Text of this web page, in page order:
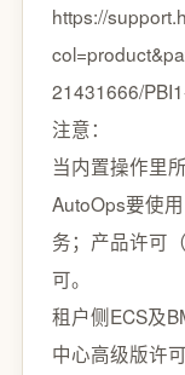
https://
21431666/
注意：
当内置操作里
AutoOps要使
务；产品许可
可。
租户侧ECS及
中心高级版许